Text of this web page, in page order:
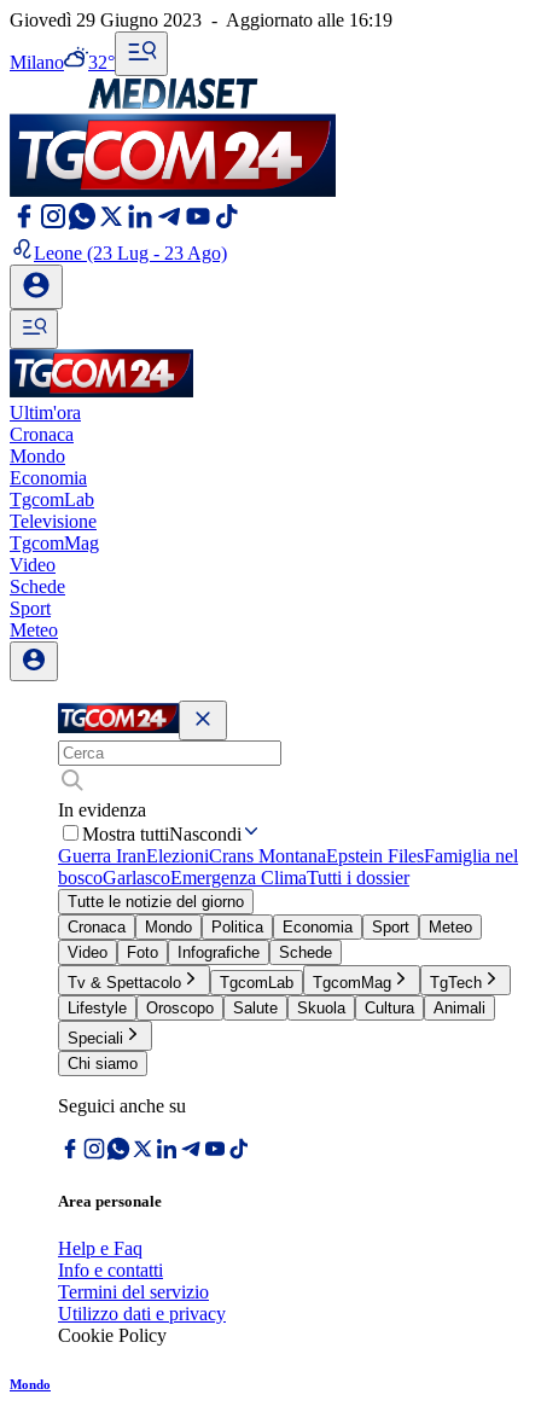
Giovedì 29 Giugno 2023 - Aggiornato alle 16:19
Milano 32°
Leone (23 Lug - 23 Ago)
Ultim'ora
Cronaca
Mondo
Economia
TgcomLab
Televisione
TgcomMag
Video
Schede
Sport
Meteo
In evidenza
Mostra tuttiNascondi
Guerra IranElezioniCrans MontanaEpstein FilesFamiglia nel
boscoGarlascoEmergenza ClimaTutti i dossier
Tutte le notizie del giorno
Cronaca
Mondo Politica Economia Sport
Meteo
Video
Foto Infografiche
Schede
Tv & Spettacolo
TgcomLab TgcomMag
TgTech
Lifestyle
Oroscopo Salute Skuola Cultura
Animali
Speciali
Chi siamo
Seguici anche su
Area personale
Help e Faq
Info e contatti
Termini del servizio
Utilizzo dati e privacy
Cookie Policy
Mondo